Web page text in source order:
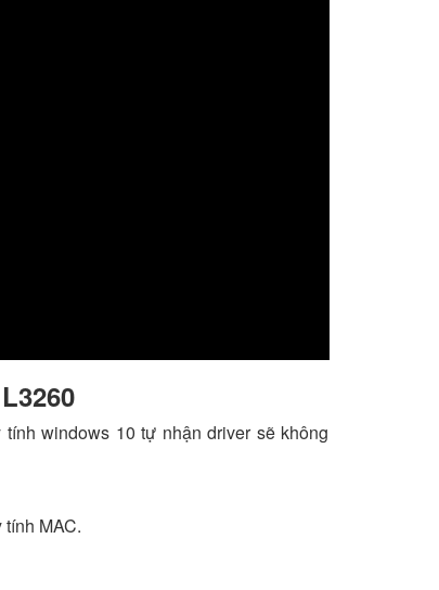
windows 10 tự nhận driver sẽ không
MAC.